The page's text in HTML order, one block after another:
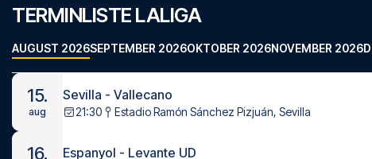
TERMINLISTE LALIGA
AUGUST 2026SEPTEMBER 2026OKTOBER 2026NOVEMBER 2026
15.
aug
Sevilla - Vallecano
21:30 Estadio Ramón Sánchez Pizjuán, Sevilla
16. Espanyol - Levante UD